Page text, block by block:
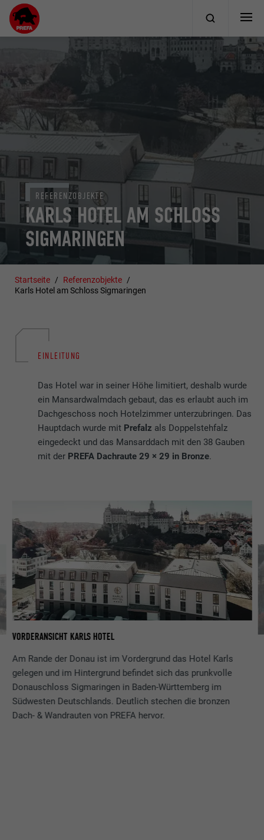
KARLS HOTEL AM SCHLOSS
SIGMARINGEN
REFERENZOBJEKTE
Startseite
Referenzobjekte
Karls Hotel am Schloss Sigmaringen
EINLEITUNG
Das Hotel war in seiner Höhe limitiert, deshalb wurde
ein Mansardwalmdach gebaut, das es erlaubt auch im
Dachgeschoss noch Hotelzimmer unterzubringen. Das
Hauptdach wurde mit Prefalz als Doppelstehfalz
eingedeckt und das Mansarddach mit den 38 Gauben
mit der PREFA Dachraute 29 × 29 in Bronze.
VORDERANSICHT KARLS HOTEL
Am Rande der Donau ist im Vordergrund das Hotel Karls
gelegen und im Hintergrund befindet sich das prunkvolle
Donauschloss Sigmaringen in Baden-Württemberg im
Südwesten Deutschlands. Deutlich stechen die bronzen
Dach- & Wandrauten von PREFA hervor.